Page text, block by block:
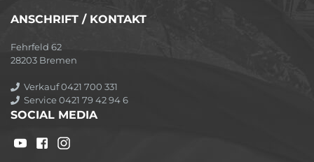
ANSCHRIFT / KONTAKT
Fehrfeld 62
28203 Bremen
Verkauf 0421 700 331
Service 0421 79 42 94 6
SOCIAL MEDIA